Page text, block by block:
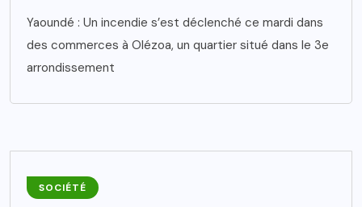
Yaoundé : Un incendie s’est déclenché ce mardi dans
des commerces à Olézoa, un quartier situé dans le 3e
arrondissement
SOCIÉTÉ